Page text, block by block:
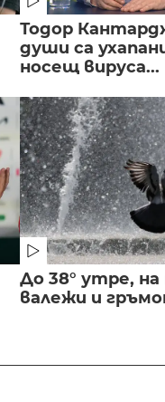
Тодор
души са
носещ вируса...
До 38° утре,
валежи и